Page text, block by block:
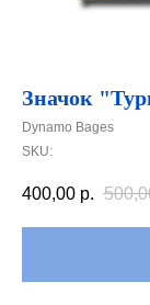
Значок
Dynamo Bages
SKU:
400,00 р.